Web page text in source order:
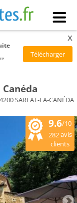
x
SARLAT-LA-CANÉDA
9.6/10
282avis
clients